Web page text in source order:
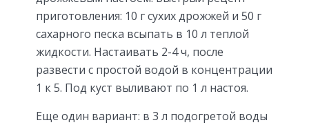
приготовления: 10 г сухих дрожжей и 50 г
сахарного песка всыпать в 10 л теплой
жидкости. Настаивать 2-4 ч, после
развести с простой водой в концентрации
1 к 5. Под куст выливают по 1 л настоя.
Еще один вариант: в 3 л подогретой воды